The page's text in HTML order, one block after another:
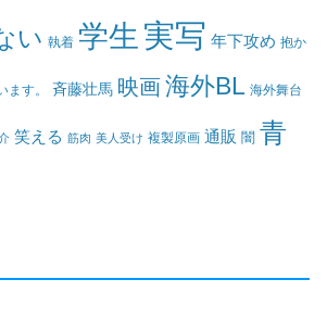
い 執着 学生 実写 年下攻め 抱か
ます。 斉藤壮馬 映画海外BL 海外舞台
笑える 筋肉 美人受け 複製原画 通販 闇 青